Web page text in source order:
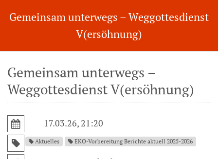
Gemeinsam unterwegs – Weggottesdienst
V(ersöhnung)
Gemeinsam unterwegs –
Weggottesdienst V(ersöhnung)
17.03.26, 21:20
Aktuelles EKO-Vorbereitung Berichte aktuell 2025-2026